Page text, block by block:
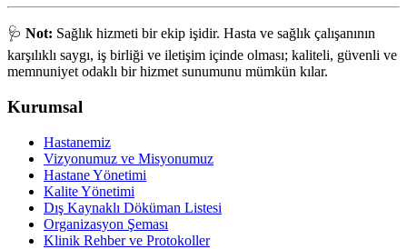
🩺 Not: Sağlık hizmeti bir ekip işidir. Hasta ve sağlık çalışanının
karşılıklı saygı, iş birliği ve iletişim içinde olması; kaliteli, güvenli ve
memnuniyet odaklı bir hizmet sunumunu mümkün kılar.
Kurumsal
Hastanemiz
Vizyonumuz ve Misyonumuz
Hastane Yönetimi
Kalite Yönetimi
Dış Kaynaklı Döküman Listesi
Organizasyon Şeması
Klinik Rehber ve Protokoller